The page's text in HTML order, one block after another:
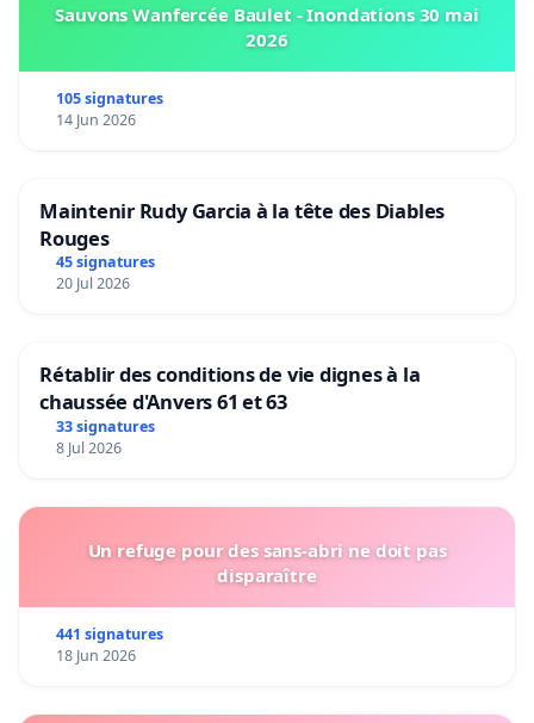
Sauvons Wanfercée Baulet - Inondations 30 mai
2026
105 signatures
14 Jun 2026
Maintenir Rudy Garcia à la tête des Diables
Rouges
45 signatures
20 Jul 2026
Rétablir des conditions de vie dignes à la
chaussée d'Anvers 61 et 63
33 signatures
8 Jul 2026
Un refuge pour des sans-abri ne doit pas
disparaître
441 signatures
18 Jun 2026